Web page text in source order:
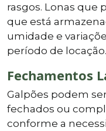
rasgos. Lonas
que está
umidade e
período de locação.
Fechamentos
Galpões podem
fechados ou
conforme a